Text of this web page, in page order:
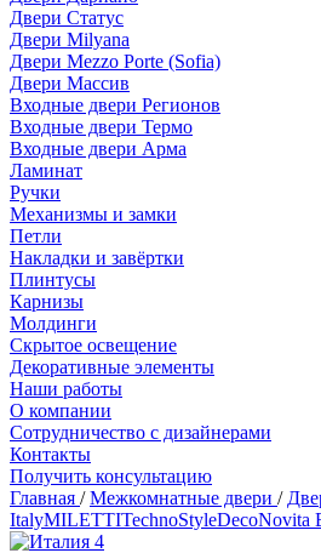
Двери Статус
Двери Milyana
Двери Mezzo Porte (Sofia)
Двери Массив
Входные двери Регионов
Входные двери Термо
Входные двери Арма
Ламинат
Ручки
Механизмы и замки
Петли
Накладки и завёртки
Плинтусы
Карнизы
Молдинги
Скрытое освещение
Декоративные элементы
Наши работы
О компании
Сотрудничество с дизайнерами
Контакты
Получить консультацию
Главная /Межкомнатные двери /
ItalyMILETTITechnoStyleDecoNovita